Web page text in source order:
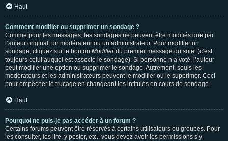
Haut
Comment modifier ou supprimer un sondage ?
Comme pour les messages, les sondages ne peuvent être modifiés que par
l’auteur original, un modérateur ou un administrateur. Pour modifier un
sondage, cliquez sur le bouton Modifierdu premier message du sujet (c’est
toujours celui auquel est associé le sondage). Si personne n’a voté, l’auteur
peut modifier une option ou supprimer le sondage. Autrement, seuls les
modérateurs et les administrateurs peuvent le modifier ou le supprimer. Ceci
pour empêcher le trucage en changeant les intitulés en cours de sondage.
Haut
Pourquoi ne puis-je pas accéder à un forum ?
Certains forums peuvent être réservés à certains utilisateurs ou groupes. Pour
les consulter, les lire, y poster, etc., vous devez avoir les permissions s’y